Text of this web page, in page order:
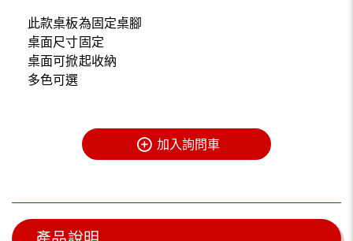
此款桌板為固定桌腳
桌面尺寸固定
桌面可掀起收納
多色可選
加入詢問車